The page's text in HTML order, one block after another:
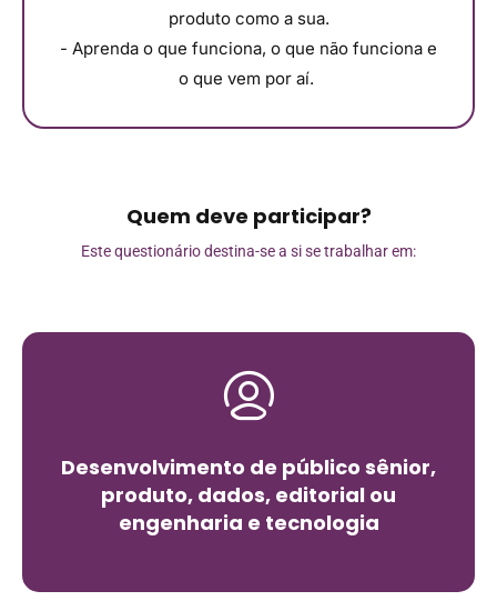
produto como a sua.
- Aprenda o que funciona, o que não funciona e
o que vem por aí.
Quem deve participar?
Este questionário destina-se a si se trabalhar em:
Desenvolvimento de público sênior,
produto, dados, editorial ou
engenharia e tecnologia